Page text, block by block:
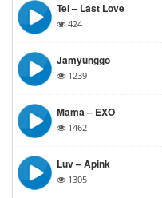
Tei – Last Love
424
Jamyunggo
1239
Mama – EXO
1462
Luv – Apink
1305